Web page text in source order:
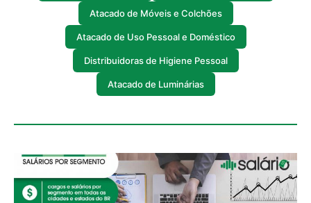
Atacado de Móveis e Colchões
Atacado de Uso Pessoal e Doméstico
Distribuidoras de Higiene Pessoal
Atacado de Luminárias